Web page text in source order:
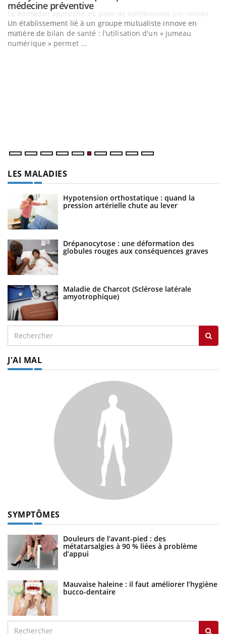
médecine préventiveYoutube
Un établissement lié à un groupe mutualiste innove en
matière de bilan de santé : l'utilisation d'un « jumeau
numérique » permet ...
LES MALADIES
Hypotension orthostatique : quand la
pression artérielle chute au lever
Drépanocytose : une déformation des
globules rouges aux conséquences graves
Maladie de Charcot (Sclérose latérale
amyotrophique)
J'AI MAL
SYMPTÔMES
Douleurs de l’avant-pied : des
métatarsalgies à 90 % liées à problème
d’appui
Mauvaise haleine : il faut améliorer l’hygiène
bucco-dentaire